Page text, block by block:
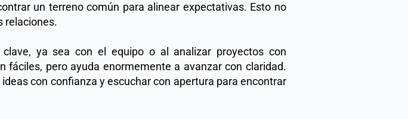
un terreno común para alinear expectativas. Esto no
relaciones.
ya sea con el equipo o al analizar proyectos con
fáciles, pero ayuda enormemente a avanzar con claridad.
con confianza y escuchar con apertura para encontrar